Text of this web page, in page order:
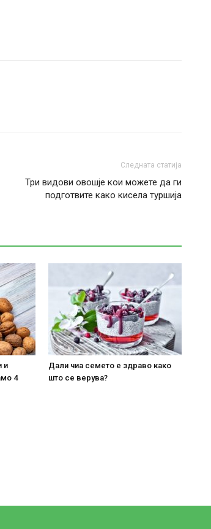
Следната статија
Три видови овошје кои можете да ги
подготвите како кисела туршија
и
4
Дали чиа семето е здраво како
што се верува?